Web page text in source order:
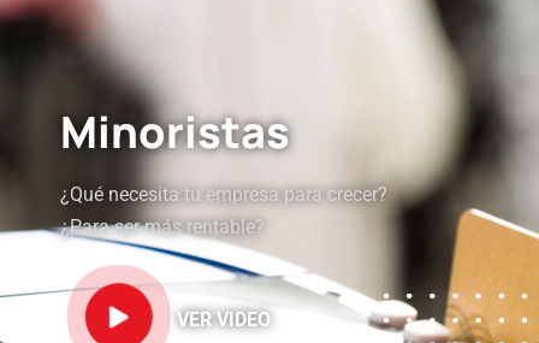
Minoristas
¿Qué necesita tu empresa para crecer?
¿Para ser más rentable?
VER VIDEO